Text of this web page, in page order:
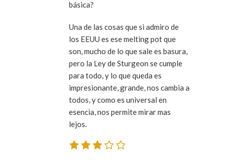
básica?
Una de las cosas que si admiro de
los EEUU es ese melting pot que
son, mucho de lo que sale es basura,
pero la Ley de Sturgeon se cumple
para todo, y lo que queda es
impresionante, grande, nos cambia a
todos, y como es universal en
esencia, nos permite mirar mas
lejos.